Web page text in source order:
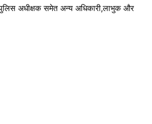
अधीक्षक समेत अन्य अधिकारी,लाभुक और